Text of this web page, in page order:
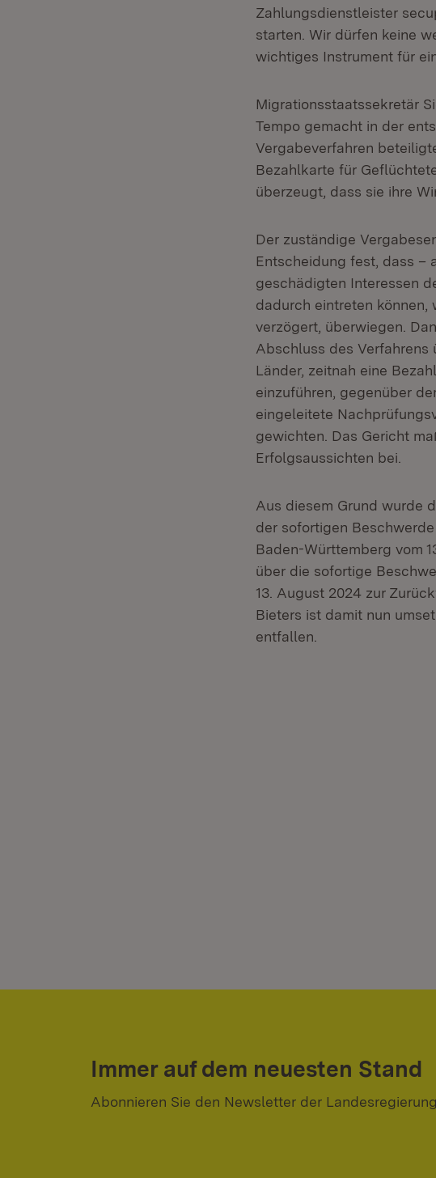
Zahlungsdienstleister
starten. Wir dürfen keine
wichtiges Instrument für
Migrationsstaatssekretär
Tempo gemacht in der
Vergabeverfahren
Bezahlkarte für
überzeugt, dass sie ihre
Der zuständige
Entscheidung fest, dass –
geschädigten Interessen
dadurch eintreten
verzögert, überwiegen.
Abschluss des
Länder, zeitnah eine
einzuführen, gegenüber
eingeleitete
gewichten. Das Gericht
Erfolgsaussichten bei.
Aus diesem Grund wurde
der sofortigen
Baden-Württemberg vom
über die sofortige
13. August 2024 zur
Bieters ist damit nun
entfallen.
Immer auf dem neuesten Stand
Abonnieren Sie den Newsletter der Landesregierung.